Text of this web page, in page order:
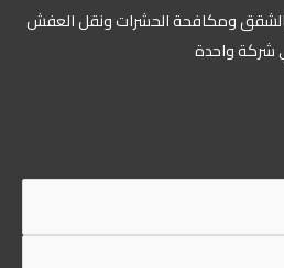
ومكافحة الحشرات ونقل العفش
شركة واحدة